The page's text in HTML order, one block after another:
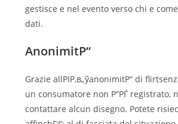
gestisce e nel evento verso chi e
dati.
AnonimitР“
Grazie allРІР‚в„ўanonimitР“ di
un consumatore non Р“РЃ registrato,
contattare alcun disegno. Potete